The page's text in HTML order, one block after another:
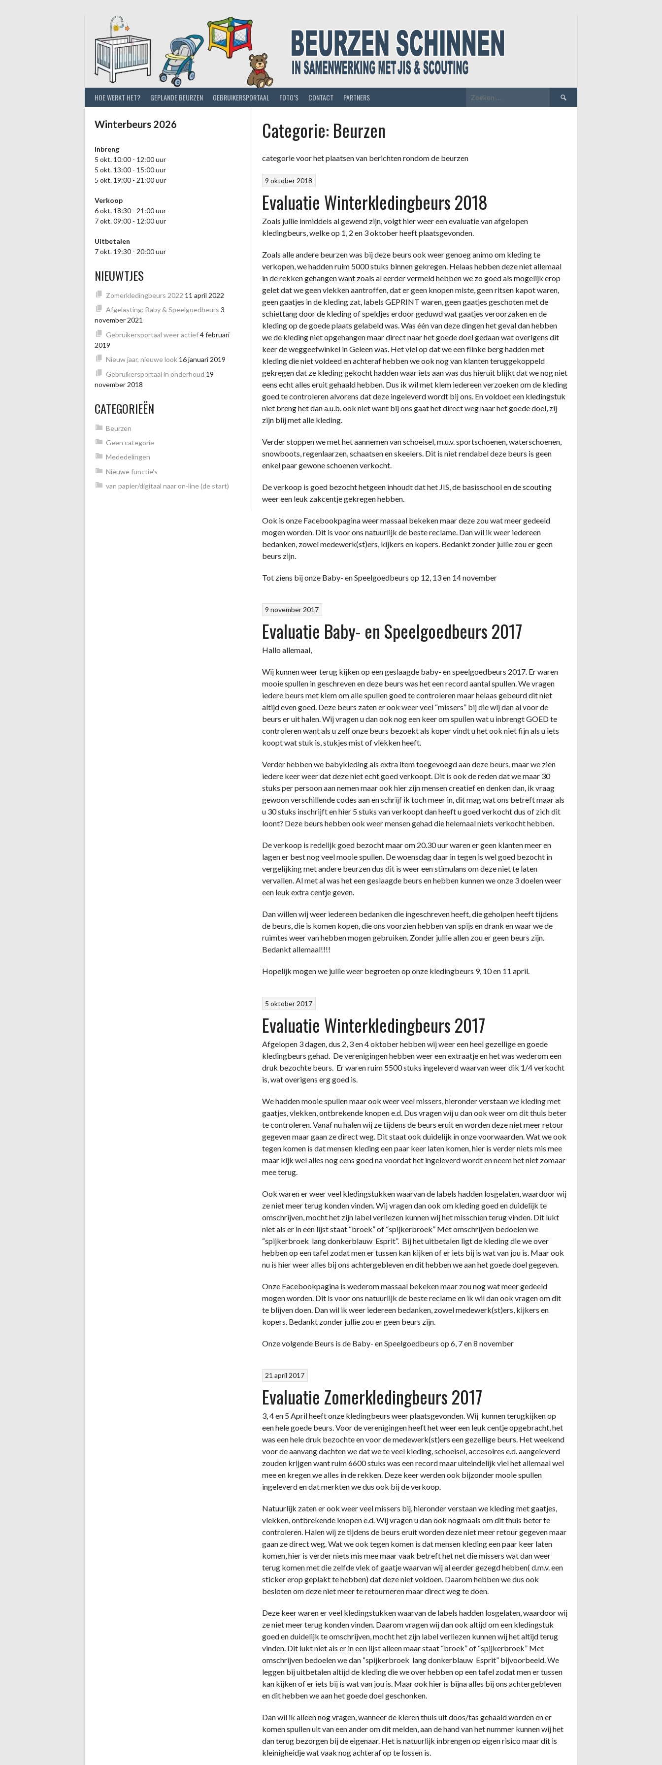
HOE WERKT HET? GEPLANDE BEURZEN GEBRUIKERSPORTAAL FOTO’S CONTACT PARTNERS
Zoeken
naar:
Categorie: Beurzen
categorie voor het plaatsen van berichten rondom de beurzen
9 oktober 2018
Evaluatie Winterkledingbeurs 2018
Zoals jullie inmiddels al gewend zijn, volgt hier weer een evaluatie van afgelopen
kledingbeurs, welke op 1, 2 en 3 oktober heeft plaatsgevonden.
Zoals alle andere beurzen was bij deze beurs ook weer genoeg animo om kleding te
verkopen, we hadden ruim 5000 stuks binnen gekregen. Helaas hebben deze niet allemaal
in de rekken gehangen want zoals al eerder vermeld hebben we zo goed als mogelijk erop
gelet dat we geen vlekken aantroffen, dat er geen knopen miste, geen ritsen kapot waren,
geen gaatjes in de kleding zat, labels GEPRINT waren, geen gaatjes geschoten met de
schiettang door de kleding of speldjes erdoor geduwd wat gaatjes veroorzaken en de
kleding op de goede plaats gelabeld was. Was één van deze dingen het geval dan hebben
we de kleding niet opgehangen maar direct naar het goede doel gedaan wat overigens dit
keer de weggeefwinkel in Geleen was. Het viel op dat we een flinke berg hadden met
kleding die niet voldeed en achteraf hebben we ook nog van klanten teruggekoppeld
gekregen dat ze kleding gekocht hadden waar iets aan was dus hieruit blijkt dat we nog niet
eens echt alles eruit gehaald hebben. Dus ik wil met klem iedereen verzoeken om de kleding
goed te controleren alvorens dat deze ingeleverd wordt bij ons. En voldoet een kledingstuk
niet breng het dan a.u.b. ook niet want bij ons gaat het direct weg naar het goede doel, zij
zijn blij met alle kleding.
Verder stoppen we met het aannemen van schoeisel, m.u.v. sportschoenen, waterschoenen,
snowboots, regenlaarzen, schaatsen en skeelers. Dit is niet rendabel deze beurs is geen
enkel paar gewone schoenen verkocht.
De verkoop is goed bezocht hetgeen inhoudt dat het JIS, de basisschool en de scouting
weer een leuk zakcentje gekregen hebben.
Ook is onze Facebookpagina weer massaal bekeken maar deze zou wat meer gedeeld
mogen worden. Dit is voor ons natuurlijk de beste reclame. Dan wil ik weer iedereen
bedanken, zowel medewerk(st)ers, kijkers en kopers. Bedankt zonder jullie zou er geen
beurs zijn.
Tot ziens bij onze Baby- en Speelgoedbeurs op 12, 13 en 14 november
9 november 2017
Evaluatie Baby- en Speelgoedbeurs 2017
Hallo allemaal,
Wij kunnen weer terug kijken op een geslaagde baby- en speelgoedbeurs 2017. Er waren
mooie spullen in geschreven en deze beurs was het een record aantal spullen. We vragen
iedere beurs met klem om alle spullen goed te controleren maar helaas gebeurd dit niet
altijd even goed. Deze beurs zaten er ook weer veel “missers” bij die wij dan al voor de
beurs er uit halen. Wij vragen u dan ook nog een keer om spullen wat u inbrengt GOED te
controleren want als u zelf onze beurs bezoekt als koper vindt u het ook niet fijn als u iets
koopt wat stuk is, stukjes mist of vlekken heeft.
Verder hebben we babykleding als extra item toegevoegd aan deze beurs, maar we zien
iedere keer weer dat deze niet echt goed verkoopt. Dit is ook de reden dat we maar 30
stuks per persoon aan nemen maar ook hier zijn mensen creatief en denken dan, ik vraag
gewoon verschillende codes aan en schrijf ik toch meer in, dit mag wat ons betreft maar als
u 30 stuks inschrijft en hier 5 stuks van verkoopt dan heeft u goed verkocht dus of zich dit
loont? Deze beurs hebben ook weer mensen gehad die helemaal niets verkocht hebben.
De verkoop is redelijk goed bezocht maar om 20.30 uur waren er geen klanten meer en
lagen er best nog veel mooie spullen. De woensdag daar in tegen is wel goed bezocht in
vergelijking met andere beurzen dus dit is weer een stimulans om deze niet te laten
vervallen. Al met al was het een geslaagde beurs en hebben kunnen we onze 3 doelen weer
een leuk extra centje geven.
Dan willen wij weer iedereen bedanken die ingeschreven heeft, die geholpen heeft tijdens
de beurs, die is komen kopen, die ons voorzien hebben van spijs en drank en waar we de
ruimtes weer van hebben mogen gebruiken. Zonder jullie allen zou er geen beurs zijn.
Bedankt allemaal!!!!
Hopelijk mogen we jullie weer begroeten op onze kledingbeurs 9, 10 en 11 april.
5 oktober 2017
Evaluatie Winterkledingbeurs 2017
Afgelopen 3 dagen, dus 2, 3 en 4 oktober hebben wij weer een heel gezellige en goede
kledingbeurs gehad. De verenigingen hebben weer een extraatje en het was wederom een
druk bezochte beurs. Er waren ruim 5500 stuks ingeleverd waarvan weer dik 1/4 verkocht
is, wat overigens erg goed is.
We hadden mooie spullen maar ook weer veel missers, hieronder verstaan we kleding met
gaatjes, vlekken, ontbrekende knopen e.d. Dus vragen wij u dan ook weer om dit thuis beter
te controleren. Vanaf nu halen wij ze tijdens de beurs eruit en worden deze niet meer retour
gegeven maar gaan ze direct weg. Dit staat ook duidelijk in onze voorwaarden. Wat we ook
tegen komen is dat mensen kleding een paar keer laten komen, hier is verder niets mis mee
maar kijk wel alles nog eens goed na voordat het ingeleverd wordt en neem het niet zomaar
mee terug.
Ook waren er weer veel kledingstukken waarvan de labels hadden losgelaten, waardoor wij
ze niet meer terug konden vinden. Wij vragen dan ook om kleding goed en duidelijk te
omschrijven, mocht het zijn label verliezen kunnen wij het misschien terug vinden. Dit lukt
niet als er in een lijst staat “broek” of “spijkerbroek” Met omschrijven bedoelen we
“spijkerbroek lang donkerblauw Esprit”. Bij het uitbetalen ligt de kleding die we over
hebben op een tafel zodat men er tussen kan kijken of er iets bij is wat van jou is. Maar ook
nu is hier weer alles bij ons achtergebleven en dit hebben we aan het goede doel gegeven.
Onze Facebookpagina is wederom massaal bekeken maar zou nog wat meer gedeeld
mogen worden. Dit is voor ons natuurlijk de beste reclame en ik wil dan ook vragen om dit
te blijven doen. Dan wil ik weer iedereen bedanken, zowel medewerk(st)ers, kijkers en
kopers. Bedankt zonder jullie zou er geen beurs zijn.
Onze volgende Beurs is de Baby- en Speelgoedbeurs op 6, 7 en 8 november
21 april 2017
Evaluatie Zomerkledingbeurs 2017
3, 4 en 5 April heeft onze kledingbeurs weer plaatsgevonden. Wij kunnen terugkijken op
een hele goede beurs. Voor de verenigingen heeft het weer een leuk centje opgebracht, het
was een hele druk bezochte en voor de medewerk(st)ers een gezellige beurs. Het weekend
voor de aanvang dachten we dat we te veel kleding, schoeisel, accesoires e.d. aangeleverd
zouden krijgen want ruim 6600 stuks was een record maar uiteindelijk viel het allemaal wel
mee en kregen we alles in de rekken. Deze keer werden ook bijzonder mooie spullen
ingeleverd en dat merkten we dus ook bij de verkoop.
Natuurlijk zaten er ook weer veel missers bij, hieronder verstaan we kleding met gaatjes,
vlekken, ontbrekende knopen e.d. Wij vragen u dan ook nogmaals om dit thuis beter te
controleren. Halen wij ze tijdens de beurs eruit worden deze niet meer retour gegeven maar
gaan ze direct weg. Wat we ook tegen komen is dat mensen kleding een paar keer laten
komen, hier is verder niets mis mee maar vaak betreft het net die missers wat dan weer
terug komen met die zelfde vlek of gaatje waarvan wij al eerder gezegd hebben( d.m.v. een
sticker erop geplakt te hebben) dat deze niet voldoen. Daarom hebben we dus ook
besloten om deze niet meer te retourneren maar direct weg te doen.
Deze keer waren er veel kledingstukken waarvan de labels hadden losgelaten, waardoor wij
ze niet meer terug konden vinden. Daarom vragen wij dan ook altijd om een kledingstuk
goed en duidelijk te omschrijven, mocht het zijn label verliezen kunnen wij het altijd terug
vinden. Dit lukt niet als er in een lijst alleen maar staat “broek” of “spijkerbroek” Met
omschrijven bedoelen we dan “spijkerbroek lang donkerblauw Esprit” bijvoorbeeld. We
leggen bij uitbetalen altijd de kleding die we over hebben op een tafel zodat men er tussen
kan kijken of er iets bij is wat van jou is. Maar ook hier is bijna alles bij ons achtergebleven
en dit hebben we aan het goede doel geschonken.
Dan wil ik alleen nog vragen, wanneer de kleren thuis uit doos/tas gehaald worden en er
komen spullen uit van een ander om dit melden, aan de hand van het nummer kunnen wij het
dan terug bezorgen bij de eigenaar. Het is natuurlijk inbrengen op eigen risico maar dit is
kleinigheidje wat vaak nog achteraf op te lossen is.
Winterbeurs 2026
Inbreng
5 okt. 10:00 - 12:00 uur
5 okt. 13:00 - 15:00 uur
5 okt. 19:00 - 21:00 uur
Verkoop
6 okt. 18:30 - 21:00 uur
7 okt. 09:00 - 12:00 uur
Uitbetalen
7 okt. 19:30 - 20:00 uur
NIEUWTJES
Zomerkledingbeurs 2022 11 april 2022
Afgelasting: Baby & Speelgoedbeurs 3
november 2021
Gebruikersportaal weer actief4 februari
2019
Nieuw jaar, nieuwe look 16 januari 2019
Gebruikersportaal in onderhoud 19
november 2018
CATEGORIEËN
Beurzen
Geen categorie
Mededelingen
Nieuwe functie's
van papier/digitaal naar on-line (de start)